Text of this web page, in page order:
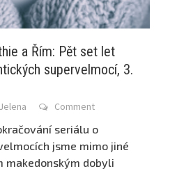
a Řím: Pět set let
supervelmocí, 3.
Jelena Comment
seriálu o
jsme mimo jiné
makedonským dobyli